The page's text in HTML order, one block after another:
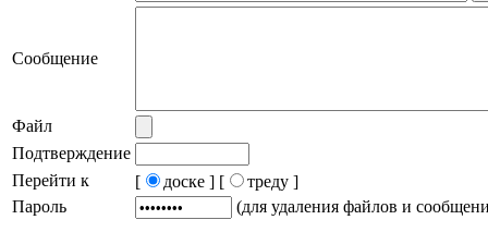
Сообщение
Файл
Подтверждение
Перейти к
[ доске ] [
треду ]
Пароль
(для удаления файлов и